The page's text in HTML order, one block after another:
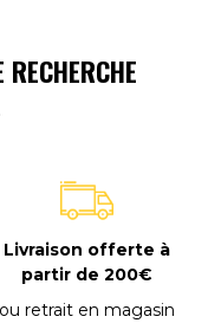
Livraison offerte à
partir de 200€
ou retrait en magasin